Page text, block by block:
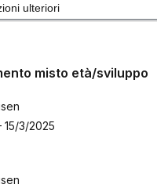
ulteriori
misto età/sviluppo
15/3/2025